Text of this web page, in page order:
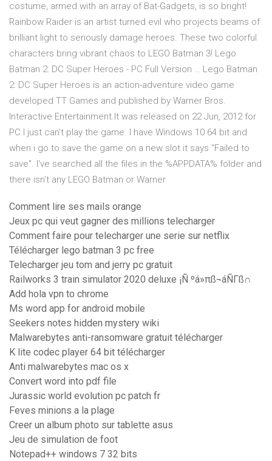
costume, armed with an array of Bat-Gadgets, is so bright!
Rainbow Raider is an artist turned evil who projects beams of
brilliant light to seriously damage heroes. These two colorful
characters bring vibrant chaos to LEGO Batman 3! Lego
Batman 2: DC Super Heroes - PC Full Version … Lego Batman
2: DC Super Heroes is an action-adventure video game
developed TT Games and published by Warner Bros.
Interactive Entertainment.It was released on 22 Jun, 2012 for
PC.I just can't play the game. I have Windows 10 64 bit and
when i go to save the game on a new slot it says "Failed to
save". I've searched all the files in the %APPDATA% folder and
there isn't any LEGO Batman or Warner
Comment lire ses mails orange
Jeux pc qui veut gagner des millions telecharger
Comment faire pour telecharger une serie sur netflix
Télécharger lego batman 3 pc free
Telecharger jeu tom and jerry pc gratuit
Railworks 3 train simulator 2020 deluxe ¡Ñ ºá»πß¬áÑΓß∩
Add hola vpn to chrome
Ms word app for android mobile
Seekers notes hidden mystery wiki
Malwarebytes anti-ransomware gratuit télécharger
K lite codec player 64 bit télécharger
Anti malwarebytes mac os x
Convert word into pdf file
Jurassic world evolution pc patch fr
Feves minions a la plage
Creer un album photo sur tablette asus
Jeu de simulation de foot
Notepad++ windows 7 32 bits